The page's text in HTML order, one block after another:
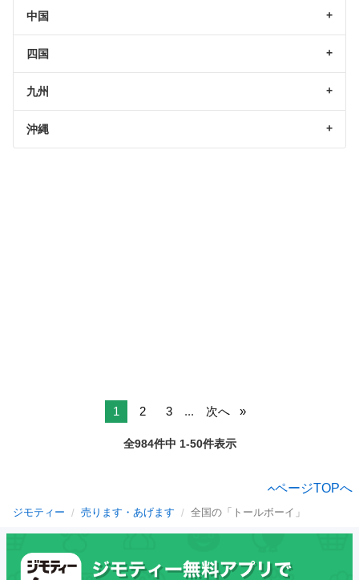
中国
四国
九州
沖縄
1 2 3 ... 次へ
全984件中 1-50件表示
ページTOPへ
ジモティー 売ります・あげます 全国の「トールボーイ」